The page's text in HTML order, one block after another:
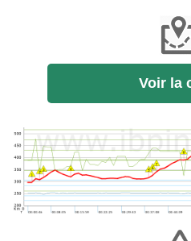
Voir la